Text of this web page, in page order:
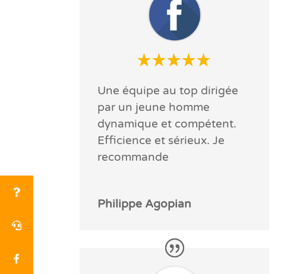
Une équipe au top dirigée
par un jeune homme
dynamique et compétent.
Efficience et sérieux. Je
recommande
Philippe Agopian